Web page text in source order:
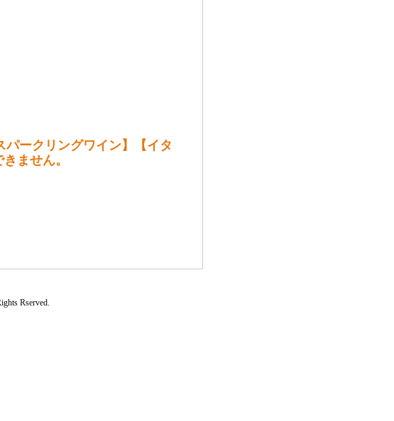
ークリングワイン】【イタ
ません。
Rserved.